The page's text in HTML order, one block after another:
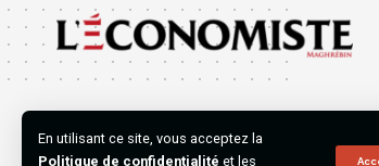
En utilisant ce site, vous acceptez la
Politique de confidentialité et les